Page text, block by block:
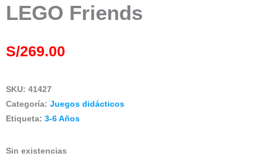
LEGO Friends
S/269.00
SKU: 41427
Categoría: Juegos didácticos
Etiqueta: 3-6 Años
Sin existencias